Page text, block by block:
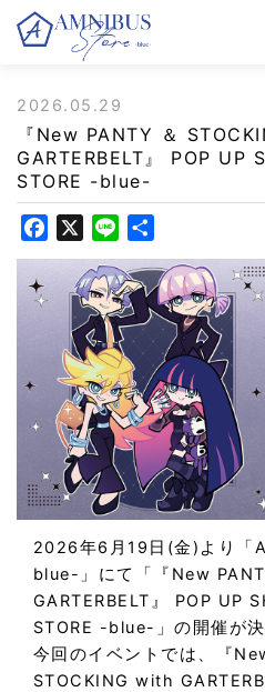
2026.05.29
『New PANTY ＆
GARTERBELT』 POP UP
STORE -blue-
a
o
k
X
i
n
e
有
2026年6月19日(金)より「
blue-」にて「『New
GARTERBELT』 POP UP
STORE -blue-」の開催が決
今回のイベントでは、『
STOCKING with